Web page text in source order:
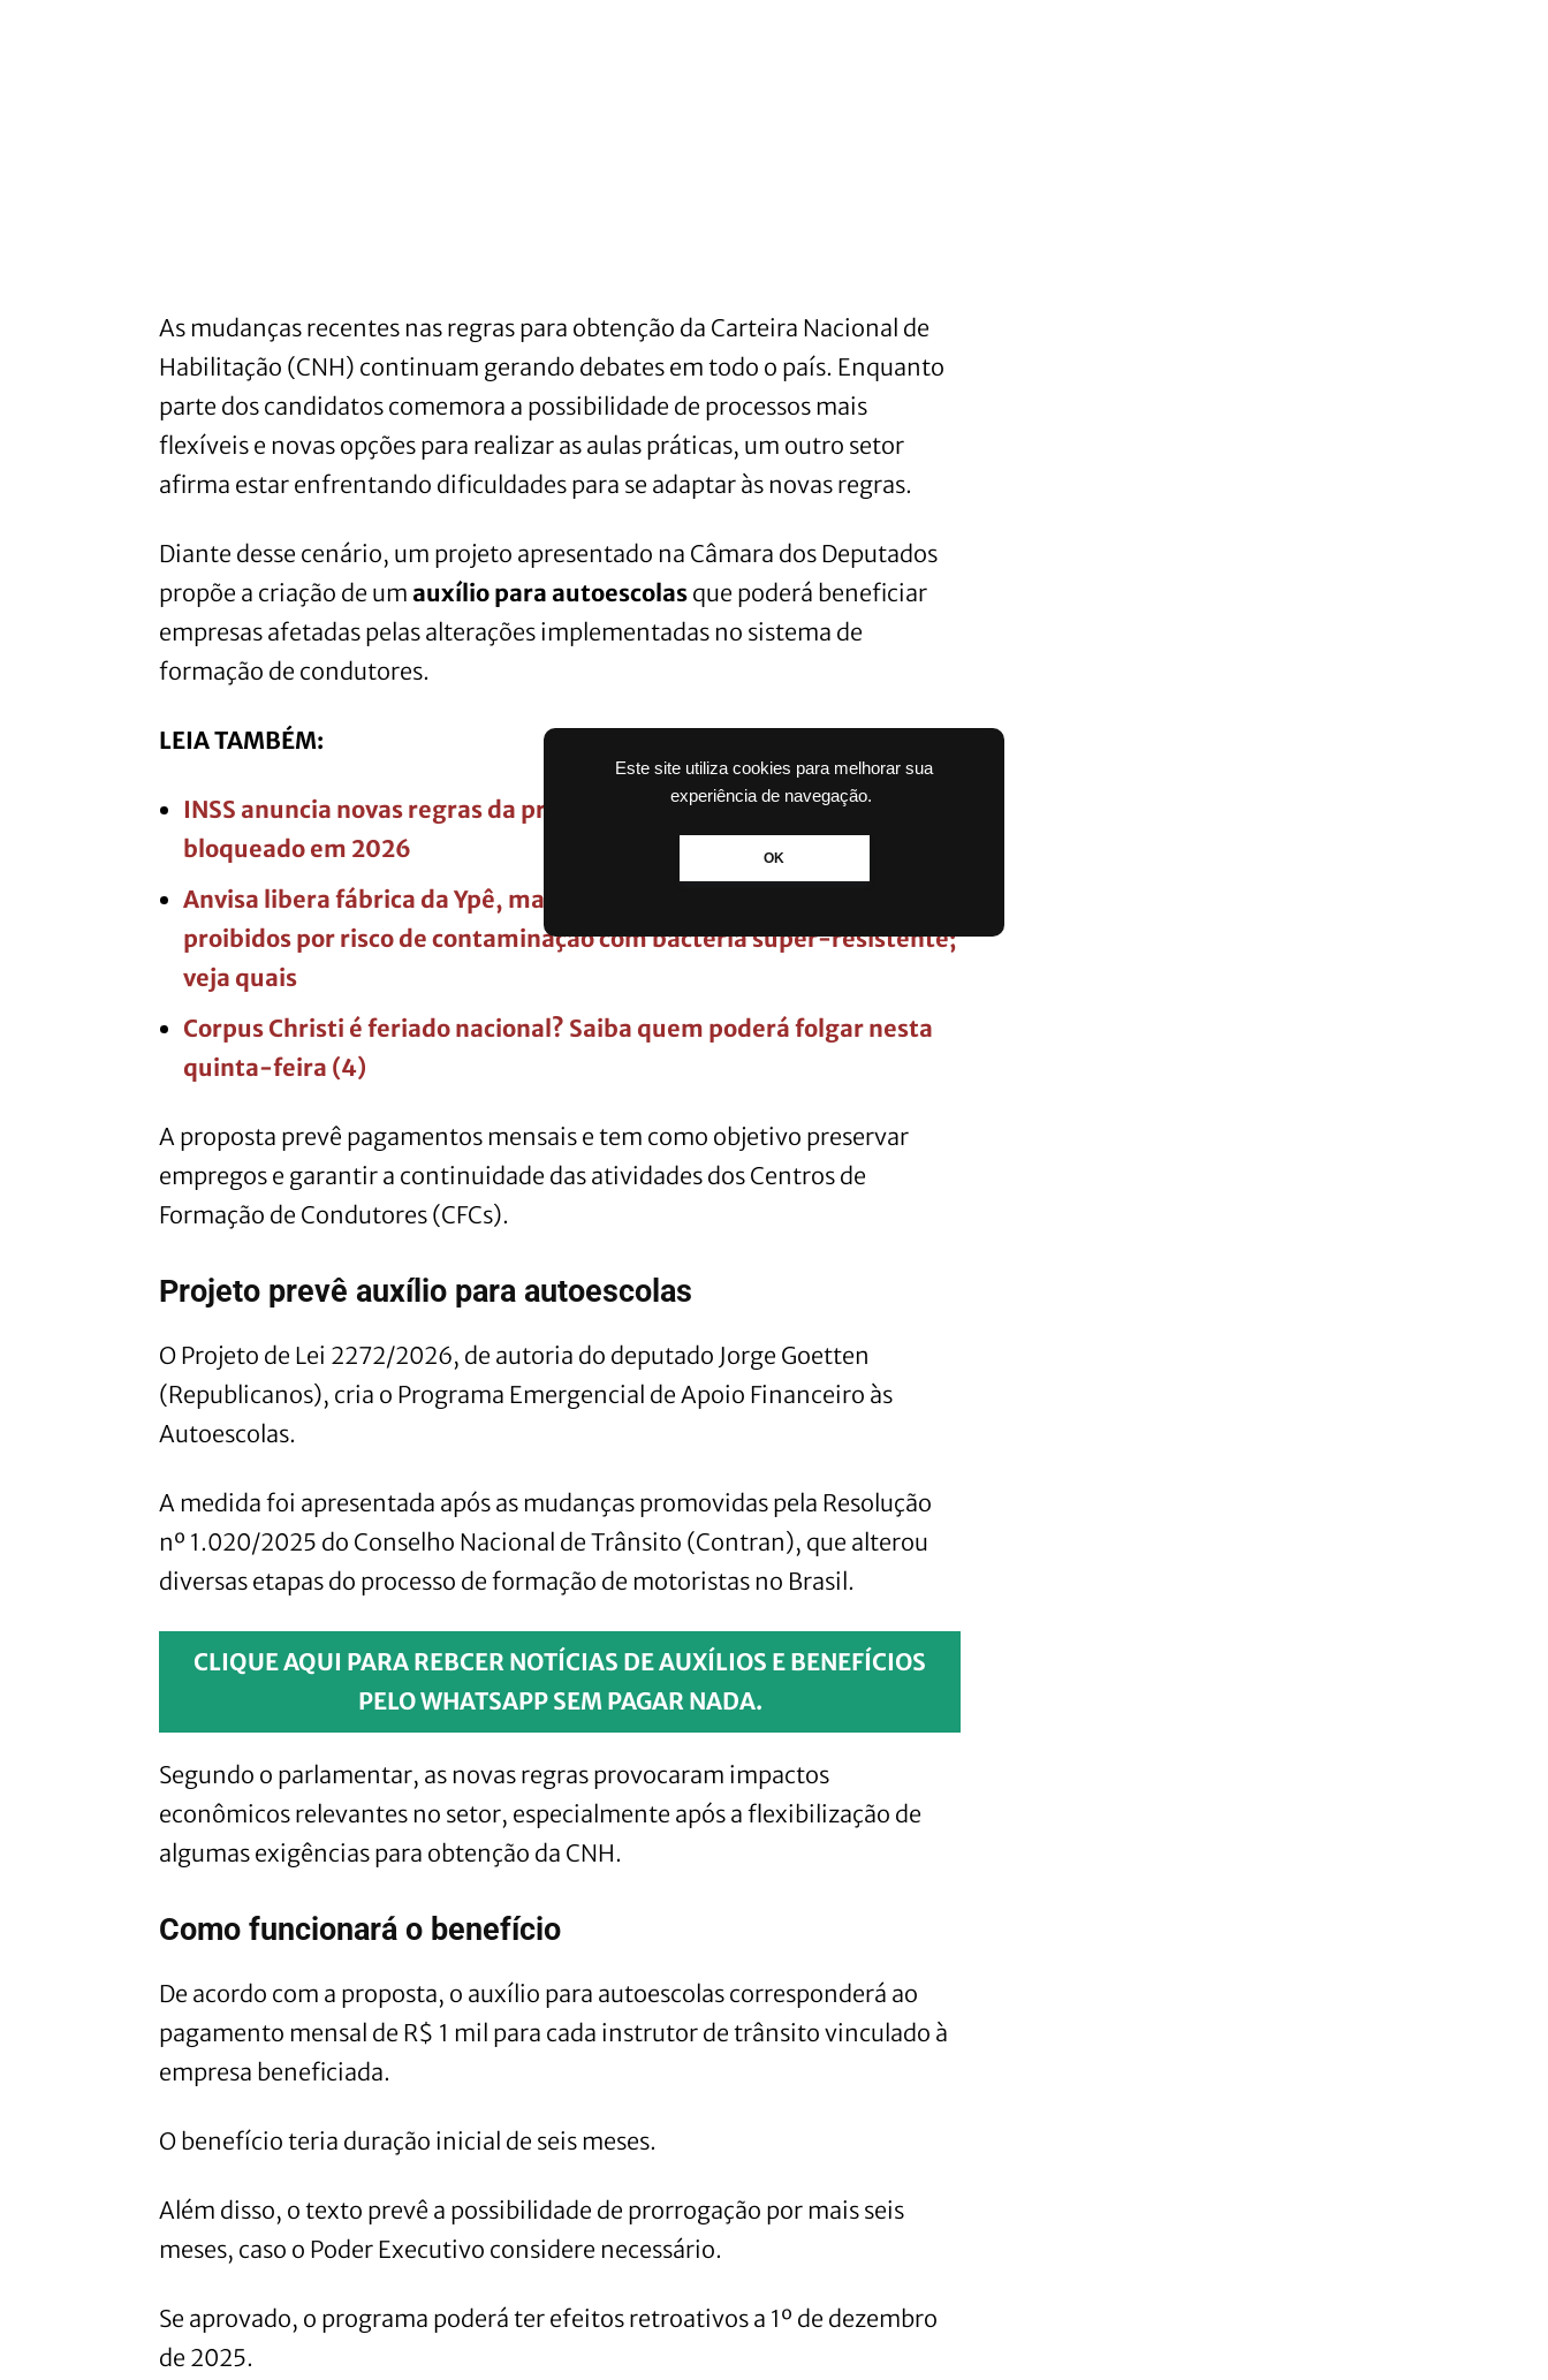
Este site utiliza cookies para melhorar sua
experiência de navegação.
OK
As mudanças recentes nas regras para obtenção da Carteira Nacional de
Habilitação (CNH) continuam gerando debates em todo o país. Enquanto
parte dos candidatos comemora a possibilidade de processos mais
flexíveis e novas opções para realizar as aulas práticas, um outro setor
afirma estar enfrentando dificuldades para se adaptar às novas regras.
Diante desse cenário, um projeto apresentado na Câmara dos Deputados
propõe a criação de um auxílio para autoescolas que poderá beneficiar
empresas afetadas pelas alterações implementadas no sistema de
formação de condutores.
LEIA TAMBÉM:
INSS anuncia novas regras da prova de vida e benefício pode ser
bloqueado em 2026
Anvisa libera fábrica da Ypê, mas alguns produtos ainda continuam
proibidos por risco de contaminação com bactéria super-resistente;
veja quais
Corpus Christi é feriado nacional? Saiba quem poderá folgar nesta
quinta-feira (4)
A proposta prevê pagamentos mensais e tem como objetivo preservar
empregos e garantir a continuidade das atividades dos Centros de
Formação de Condutores (CFCs).
Projeto prevê auxílio para autoescolas
O Projeto de Lei 2272/2026, de autoria do deputado Jorge Goetten
(Republicanos), cria o Programa Emergencial de Apoio Financeiro às
Autoescolas.
A medida foi apresentada após as mudanças promovidas pela Resolução
nº 1.020/2025 do Conselho Nacional de Trânsito (Contran), que alterou
diversas etapas do processo de formação de motoristas no Brasil.
CLIQUE AQUI PARA REBCER NOTÍCIAS DE AUXÍLIOS E BENEFÍCIOS
PELO WHATSAPP SEM PAGAR NADA.
Segundo o parlamentar, as novas regras provocaram impactos
econômicos relevantes no setor, especialmente após a flexibilização de
algumas exigências para obtenção da CNH.
Como funcionará o benefício
De acordo com a proposta, o auxílio para autoescolas corresponderá ao
pagamento mensal de R$ 1 mil para cada instrutor de trânsito vinculado à
empresa beneficiada.
O benefício teria duração inicial de seis meses.
Além disso, o texto prevê a possibilidade de prorrogação por mais seis
meses, caso o Poder Executivo considere necessário.
Se aprovado, o programa poderá ter efeitos retroativos a 1º de dezembro
de 2025.